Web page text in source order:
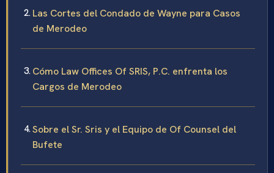
Las Cortes del Condado de Wayne para Casos
de Merodeo
Cómo Law Offices Of SRIS, P.C. enfrenta los
Cargos de Merodeo
Sobre el Sr. Sris y el Equipo de Of Counsel del
Bufete